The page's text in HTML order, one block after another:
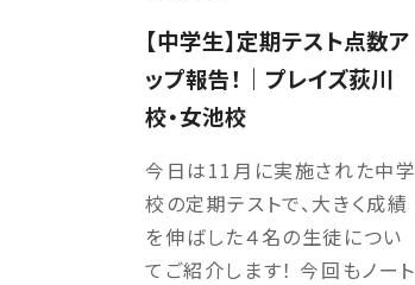
【中学生】定期テスト点数ア
ップ報告！｜プレイズ荻川
校・女池校
今日は11月に実施された中学
校の定期テストで、大きく成績
を伸ばした４名の生徒につい
てご紹介します！ 今回もノート